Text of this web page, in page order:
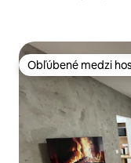
Obľúbené medzi
Obľúbené medzi